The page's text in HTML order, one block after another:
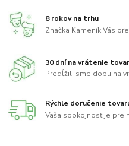
8 rokov na trhu
Značka Kameník Vás
30 dní na vrátenie
Predĺžili sme dobu na
Rýchle doručenie
Vaša spokojnosť je pre